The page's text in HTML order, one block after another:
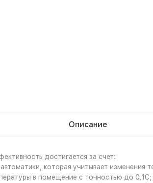
Описание
достигается за счет:
которая учитывает изменения
в помещение с точностью до 0,1С;